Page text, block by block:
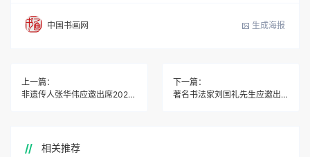
中国书画网 生成海报
上一篇：
非遗传人张华伟应邀出席2024龙的传人春节联欢晚会
下一篇：
著名书法家刘国礼先生应邀出席2024中原网络春晚
相关推荐